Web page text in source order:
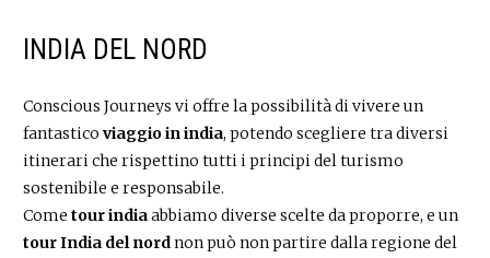
INDIA DEL NORD
Conscious Journeys vi offre la possibilità di vivere un
fantastico viaggio in india, potendo scegliere tra diversi
itinerari che rispettino tutti i principi del turismo
sostenibile e responsabile.
Come tour indiaabbiamo diverse scelte da proporre, e un
tour India del nordnon può non partire dalla regione del